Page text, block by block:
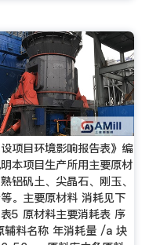
设项目环境影响报告表》编
本项目生产所用主要原材
铝矾土、尖晶石、刚玉、
。主要原材料 消耗见下
5 原材料主要消耗表 序
辅料名称 年消耗量 /a 块